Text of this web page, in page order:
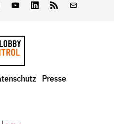
Instagram
YoutubeLinkedInFeed
Presse